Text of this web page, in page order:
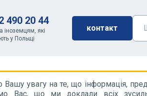
490 20 44
іноземцям, які
у Польщі
контакт
Вашу увагу на те, що інформація,
Вас, що ми доклали всіх